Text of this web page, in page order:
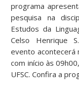
programa
pesquisa na
Estudos da
Celso Henrique
evento acontecerá
com início às
UFSC. Confira a